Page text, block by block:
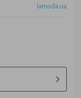
lamoda.ua